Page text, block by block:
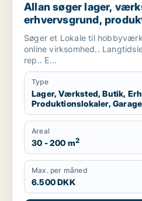
Allan søger lager,
erhvervsgrund,
garage til leje i
Sorø m.fl.
Søger et Lokale til
online virksomhed..
rep.. E...
Type
Lager, Værksted, Butik,
Produktionslokaler, Garage
Areal
30 - 200 m2
Max. per måned
6.500 DKK